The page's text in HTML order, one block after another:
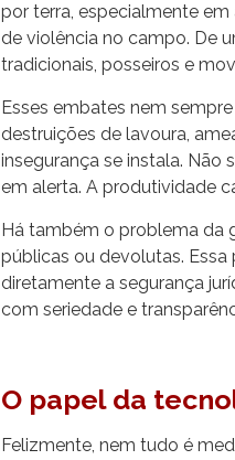
por terra, especialmente
de violência no campo. De
tradicionais, posseiros e
Esses embates nem
destruições de lavoura,
insegurança se instala. Não
em alerta. A produtividade
Há também o problema da
públicas ou devolutas.
diretamente a segurança
com seriedade e
O papel da
Felizmente, nem tudo é